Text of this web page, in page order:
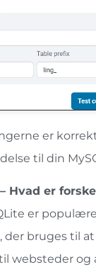
er
til din
Hvad er
er populære
der bruges til
websteder og